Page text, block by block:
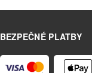
BEZPEČNÉ PLATBY